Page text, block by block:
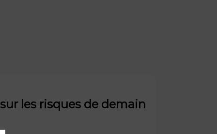
les risques de demain